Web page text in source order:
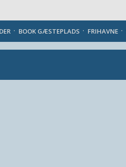
BOOK GÆSTEPLADS FRIHAVNE